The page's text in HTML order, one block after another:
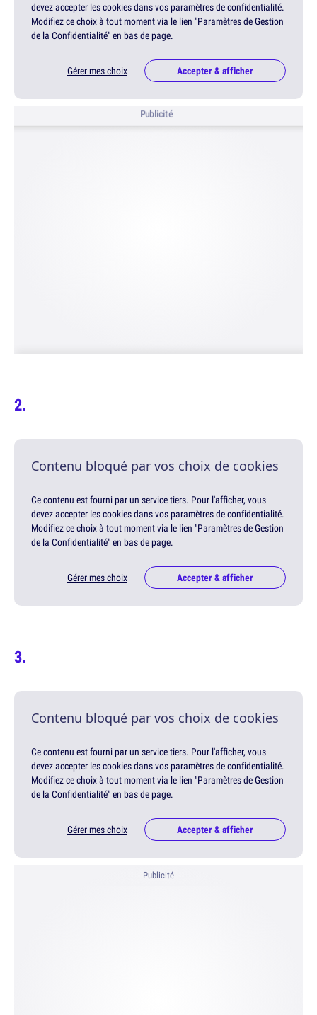
devez accepter les cookies dans vos paramètres de confidentialité.
Modifiez ce choix à tout moment via le lien "Paramètres de Gestion
de la Confidentialité" en bas de page.
Gérer mes choix Accepter & afficher
Publicité
Contenu bloqué par vos choix de cookies
Ce contenu est fourni par un service tiers. Pour l'afficher, vous
devez accepter les cookies dans vos paramètres de confidentialité.
Modifiez ce choix à tout moment via le lien "Paramètres de Gestion
de la Confidentialité" en bas de page.
Gérer mes choix Accepter & afficher
Contenu bloqué par vos choix de cookies
Ce contenu est fourni par un service tiers. Pour l'afficher, vous
devez accepter les cookies dans vos paramètres de confidentialité.
Modifiez ce choix à tout moment via le lien "Paramètres de Gestion
de la Confidentialité" en bas de page.
Gérer mes choix Accepter & afficher
Publicité